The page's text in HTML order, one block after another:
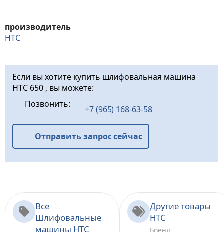
производитель
HTC
Если вы хотите купить шлифовальная машина
HTC 650 , вы можете:
Позвонить:
+7 (965) 168-63-58
Отправить запрос сейчас
Все
Шлифовальные
машины HTC
Другие товары
HTC
Бренд